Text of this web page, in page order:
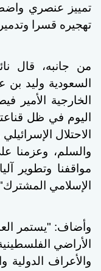
تمييز عنصري
تهجيره قسرا
من جانبه، قال
السعودية وليد بن
الخارجية الأمير
اليوم في ظل
الاحتلال
والسلم، وعزمنا
مواقفنا وتطوير
الإسلامي
وأضاف: "يستمر
الأراضي
والأعراف الدولية